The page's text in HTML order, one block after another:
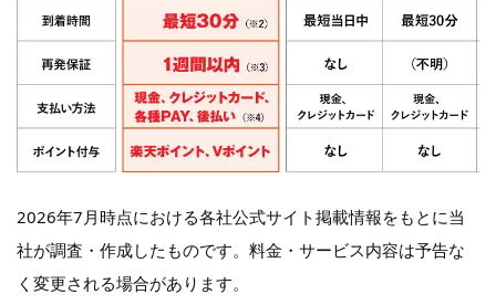
2026年7月時点における各社公式サイト掲載情報をもとに当
社が調査・作成したものです。料金・サービス内容は予告な
く変更される場合があります。